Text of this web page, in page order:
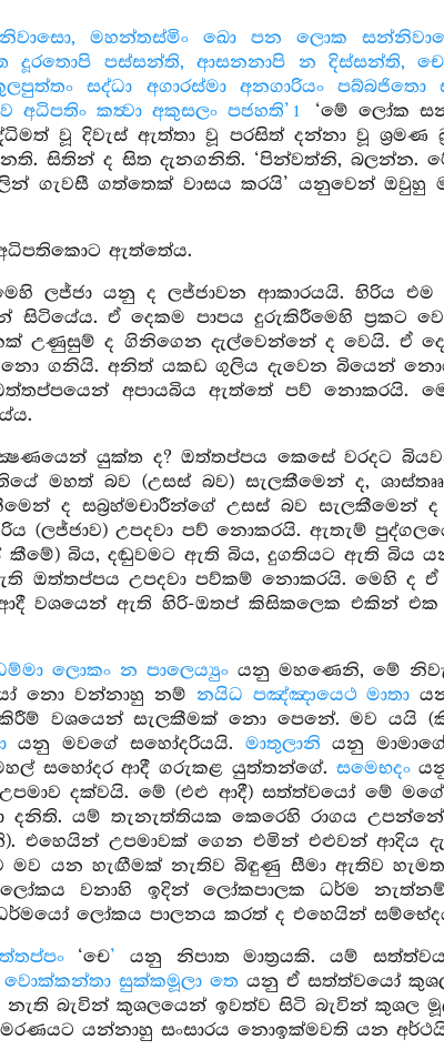
මහන්තස්මිං ඛො පන ලොක
දූරතොපි පස්සන්ති, ආසනනාපි න දිස්සන්ති,
සද්ධා අගාරස්මා අනගාරියං
කත්‍වා අකුසලං පජහති’ 1
‘මේ ලෝක
වූ දිවැස් ඇත්තා වූ පරසිත් දන්නා වූ ශ්‍රමණ
සිතින් ද සිත දැනගනිති. ‘පින්වත්නි, බලන්න.
ගැවසී ගත්තෙක් වාසය කරයි’ යනුවෙන් ඔවුහු
ඇත්තේය.
ලජ්ජා යනු ද ලජ්ජාවන ආකාරයයි. හිරිය එම
සිටියේය. ඒ දෙකම පාපය දුරුකිරීමෙහි ප්‍රකට
උණුසුම් ද ගිනිගෙන දැල්වෙන්නේ ද වෙයි. ඒ
ගනියි. අනිත් යකඩ ගුලිය දැවෙන බියෙන්
අපායබිය ඇත්තේ පව් නොකරයි.
යුක්ත ද? ඔත්තප්පය කෙසේ වරදට
මහත් බව (උසස් බව) සැලකීමෙන් ද,
ද සබ්‍රහ්මචාරීන්ගේ උසස් බව
උපදවා පව් නොකරයි. ඇතැම්
කීමේ) බිය, දඬුවමට ඇති බිය, දුගතියට ඇති බිය
ඔත්තප්පය උපදවා පව්කම් නොකරයි. මෙහි ද
වශයෙන් ඇති හිරි-ඔතප් කිසිකලෙක එකින්
ලොකං න පාලෙය්‍යුං යනු මහණෙනි, මේ
නො වන්නාහු නම් නයිධ පඤ්ඤායෙථ මාතා
වශයෙන් සැලකීමක් නො පෙනේ. මව යයි
යනු මවගේ සහෝදරියයි. මාතුලානි යනු
සහෝදර ආදී ගරුකළ යුත්තන්ගේ. සමෙභදංයනු
දක්වයි. මේ (එළු ආදී) සත්ත්වයෝ මේ
යම් තැනැත්තියක කෙරෙහි රාගය උපන්නේ
එහෙයින් උපමාවක් ගෙන එමින් එළුවන් ආදිය
මව යන හැඟීමක් නැතිව බිඳුණු සීමා ඇතිව
වනාහි ඉදින් ලෝකපාලක ධර්ම
ලෝකය පාලනය කරත් ද එහෙයින්
‘චෙ’ යනු නිපාත මාත්‍රයකි. යම්
වොක්කන්තා සුක්කමූලා තෙ යනු ඒ සත්ත්වයෝ
බැවින් කුශලයෙන් ඉවත්ව සිටි බැවින් කුශල
යන්නාහු සංසාරය නොඉක්මවති යන